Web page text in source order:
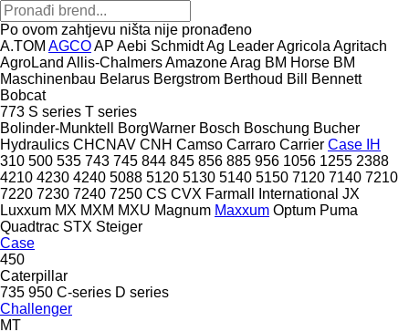
Po ovom zahtjevu ništa nije pronađeno
A.TOM AGCOAP Aebi SchmidtAg LeaderAgricola Agritach
AgroLand Allis-ChalmersAmazoneArag BM Horse BM
Maschinenbau Belarus Bergstrom Berthoud Bill Bennett
Bobcat
773 S series T series
Bolinder-Munktell
BorgWarner Bosch Boschung Bucher
Hydraulics CHCNAV CNH Camso Carraro Carrier Case IH
310 500 535 743 745 844 845 856 885 956 1056 1255 2388
4210 4230 4240 5088 5120 5130 5140 5150 7120 7140 7210
7220 7230 7240 7250 CS CVX Farmall International JX
Luxxum MX MXM MXU Magnum Maxxum Optum Puma
Quadtrac STX Steiger
Case
450
Caterpillar
735 950 C-series D series
Challenger
MT